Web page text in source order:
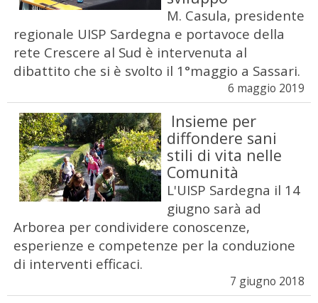
M. Casula, presidente
regionale UISP Sardegna e portavoce della
rete Crescere al Sud è intervenuta al
dibattito che si è svolto il 1°maggio a Sassari.
6 maggio 2019
Insieme per
diffondere sani
stili di vita nelle
Comunità
L'UISP Sardegna il 14
giugno sarà ad
Arborea per condividere conoscenze,
esperienze e competenze per la conduzione
di interventi efficaci.
7 giugno 2018